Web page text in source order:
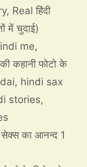
, Real हिंदी
में चुदाई)
me,
कहानी फोटो के
, hindi sax
stories,
का आनन्द 1